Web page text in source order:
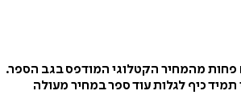
פחות מהמחיר הקטלוגי המודפס בגב הספר.
כיף לגלות עוד ספר במחיר מעולה